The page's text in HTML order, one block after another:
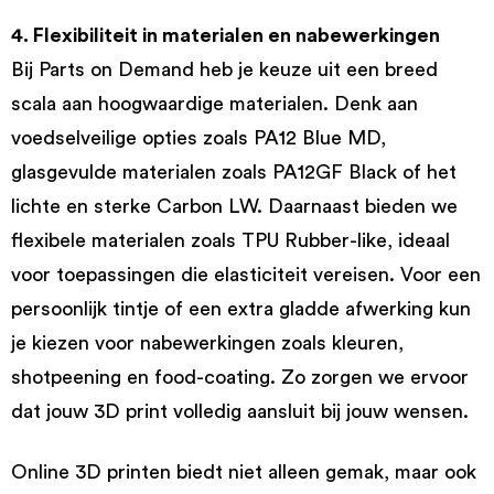
4. Flexibiliteit in materialen en nabewerkingen
Bij Parts on Demand heb je keuze uit een breed
scala aan hoogwaardige materialen. Denk aan
voedselveilige opties zoals PA12 Blue MD,
glasgevulde materialen zoals PA12GF Black of het
lichte en sterke Carbon LW. Daarnaast bieden we
flexibele materialen zoals TPU Rubber-like, ideaal
voor toepassingen die elasticiteit vereisen. Voor een
persoonlijk tintje of een extra gladde afwerking kun
je kiezen voor nabewerkingen zoals kleuren,
shotpeening en food-coating. Zo zorgen we ervoor
dat jouw 3D print volledig aansluit bij jouw wensen.
Online 3D printen biedt niet alleen gemak, maar ook